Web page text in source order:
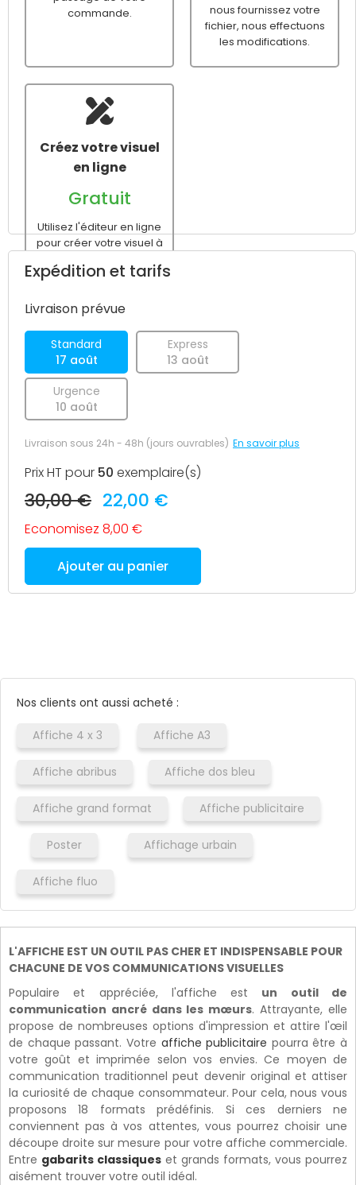
commande.
nous fournissez votre
fichier, nous effectuons
les modifications.
Créez votre visuel
en ligne
Gratuit
Utilisez l'éditeur en ligne
pour créer votre visuel à
vierge ou prédéfini avant
commande.
Expédition et tarifs
Livraison prévue
Standard
17 août
Express
13 août
Urgence
10 août
Livraison sous 24h - 48h (jours ouvrables) En savoir plus
Prix HT pour 50 exemplaire(s)
30,00 € 22,00 €
Economisez 8,00 €
Ajouter au panier
Nos clients ont aussi acheté :
Affiche 4 x 3 Affiche A3
Affiche abribus Affiche dos bleu
Affiche grand format Affiche publicitaire
Poster Affichage urbain
Affiche fluo
L'AFFICHE EST UN OUTIL PAS CHER ET INDISPENSABLE POUR
CHACUNE DE VOS COMMUNICATIONS VISUELLES
Populaire et appréciée, l'affiche est un outil de
communication ancré dans les mœurs. Attrayante, elle
propose de nombreuses options d'impression et attire l'œil
de chaque passant. Votre affiche publicitaire pourra être à
votre goût et imprimée selon vos envies. Ce moyen de
communication traditionnel peut devenir original et attiser
la curiosité de chaque consommateur. Pour cela, nous vous
proposons 18 formats prédéfinis. Si ces derniers ne
conviennent pas à vos attentes, vous pourrez choisir une
découpe droite sur mesure pour votre affiche commerciale.
Entre gabarits classiques et grands formats, vous pourrez
aisément trouver votre outil idéal.